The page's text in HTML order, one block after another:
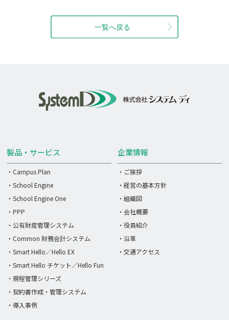
製品・サービス
・Campus Plan
・School Engine
・School Engine One
・PPP
・公有財産管理システム
・Common 財務会計システム
・Smart Hello／Hello EX
・Smart Hello チケット／Hello Fun
・規程管理シリーズ
・契約書作成・管理システム
・導入事例
企業情報
・ご挨拶
・経営の基本方針
・組織図
・会社概要
・役員紹介
・沿革
・交通アクセス